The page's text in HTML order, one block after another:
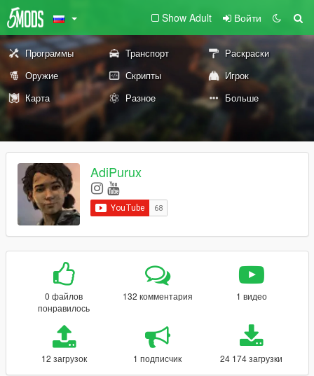
Show Adult Войти
Программы Транспорт
Раскраски
Оружие
Скрипты
Игрок
Карта
Разное Больше
AdiPurux
0 файлов
понравилось
132 комментария 1 видео
12 загрузок 1 подписчик 24 174 загрузки